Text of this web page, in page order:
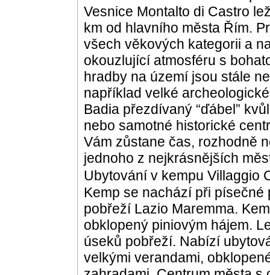
Vesnice Montalto di Castro
km od hlavního města Řím.
všech věkových kategorii a
okouzlující atmosféru s
hradby na území jsou stále
například velké
Badia přezdívaný “ďábel”
nebo samotné historické
Vám zůstane čas, rozhodně
jednoho z nejkrásnějších
Ubytování v kempu Villaggio
Kemp se nachází při písečné
pobřeží Lazio Maremma.
obklopený piniovým hájem.
úseků pobřeží. Nabízí
velkými verandami,